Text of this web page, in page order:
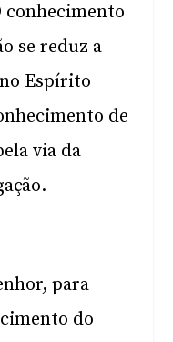
conhecimento
se reduz a
Espírito
de
via da
para
do